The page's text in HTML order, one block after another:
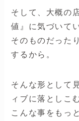
そして、大概の
値』に気づいて
そのものだった
するから。
そんな形として
ィブに落としこむ
こんな事をもっ